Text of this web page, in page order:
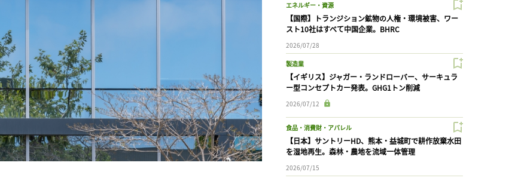
エネルギー・資源
【国際】トランジション鉱物の人権・環境被害、ワー
スト10社はすべて中国企業。BHRC
2026/07/28
製造業
【イギリス】ジャガー・ランドローバー、サーキュラ
ー型コンセプトカー発表。GHG1トン削減
2026/07/12
食品・消費財・アパレル
【日本】サントリーHD、熊本・益城町で耕作放棄水田
を湿地再生。森林・農地を流域一体管理
2026/07/15